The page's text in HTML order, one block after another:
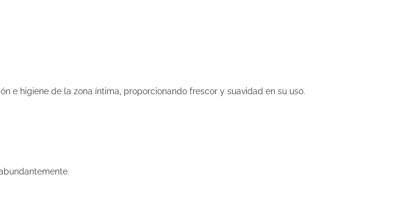
e higiene de la zona íntima, proporcionando frescor y suavidad en su uso.